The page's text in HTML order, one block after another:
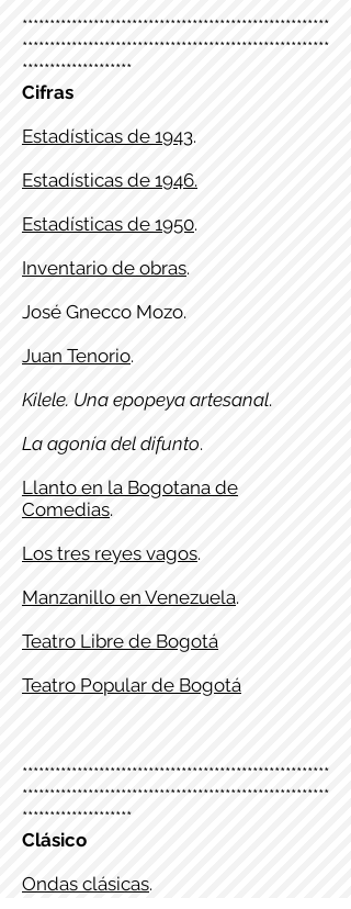
********************************************************
********************************************************
********************
Cifras
Estadísticas de 1943.
Estadísticas de 1946.
Estadísticas de 1950.
Inventario de obras.
José Gnecco Mozo.
Juan Tenorio.
Kilele. Una epopeya artesanal.
La agonía del difunto.
Llanto en la Bogotana de
Comedias.
Los tres reyes vagos.
Manzanillo en Venezuela.
Teatro Libre de Bogotá
Teatro Popular de Bogotá
********************************************************
********************************************************
********************
Clásico
Ondas clásicas.